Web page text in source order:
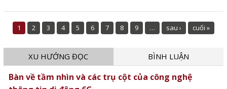
đáp ứng nhu cầu ngày càng đa
dạng của gia đình Việt.
1 2 3 4 5 6 7 8 9 … sau › cuối »
XU HƯỚNG ĐỌC BÌNH LUẬN
Bàn về tầm nhìn và các trụ cột của công nghệ